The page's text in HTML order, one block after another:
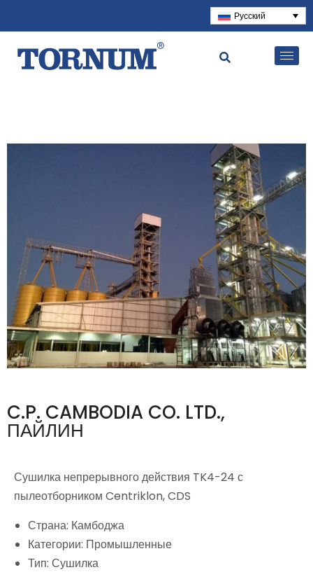
Русский
C.P. CAMBODIA CO. LTD.,
ПАЙЛИН
Сушилка непрерывного действия TK4-24 с
пылеотборником Centriklon, CDS
Страна: Камбоджа
Категории: Промышленные
Тип: Сушилка